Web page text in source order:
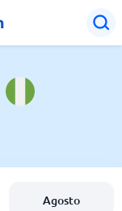
Agosto